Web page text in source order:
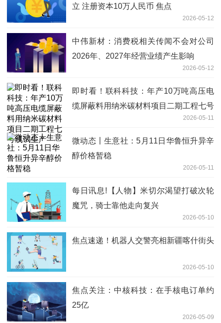
立 注册资本10万人民币 焦点
2026-05-12
中伟新材：消费税相关传闻不会对公司
2026年、2027年经营业绩产生影响
2026-05-12
即时看！联科科技：年产10万吨高压电
缆屏蔽料用纳米碳材料项目二期工程七号
2026-05-11
微动态丨生意社：5月11日华鲁恒升异辛
醇价格暂稳
2026-05-11
每日讯息!【人物】米切尔渴望打破次轮
魔咒，骑士靠他走向复兴
2026-05-10
焦点速递！机器人交警亮相新疆喀什街头
2026-05-10
焦点关注：中核科技：在手核电订单约
25亿
2026-05-09